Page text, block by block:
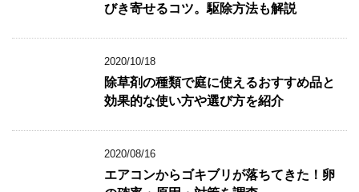
き
)
びき寄せるコツ。駆除方法も解説
2020/10/18
除草剤の種類で庭に使えるおすすめ品と
効果的な使い方や選び方を紹介
2020/08/16
エアコンからゴキブリが落ちてきた！卵